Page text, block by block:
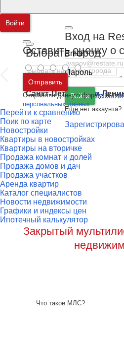
Войти
Перейти к сравнению
Поик по карте
Новостройки
Квартиры в новостройках
Квартиры на вторичке
Продажа комнат и долей
Продажа домов и дач
Продажа участков
Аренда квартир
Каталог специалистов
Новости недвижимости
Графики и индексы цен
Ипотечный калькулятор
Выбрать город
Москва и
Московская
Санкт-Петербург и
Вход на
Email
Пароль
Войти Забыли
Ещё нет аккаунта?
Закрытый
Что такое МЛС?
Оставить оценку о
Отправить
Отправляя данную форму, вы
персональных данных